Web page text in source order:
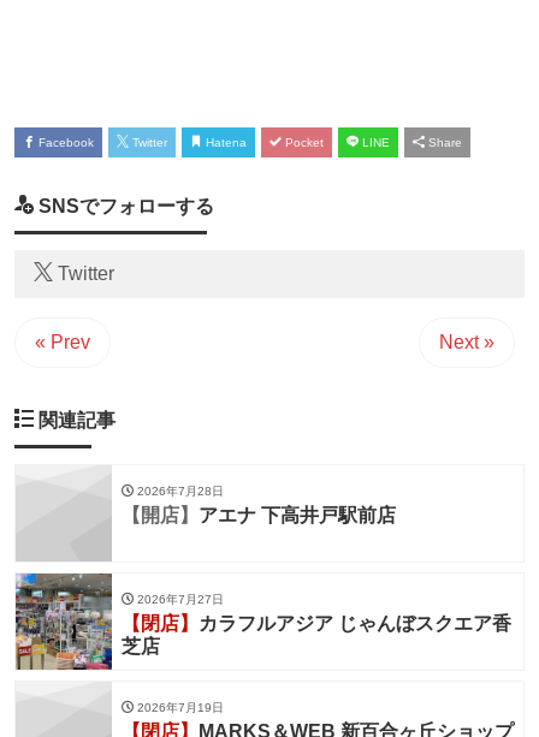
Facebook Twitter Hatena Pocket LINE Share
SNSでフォローする
Twitter
« Prev Next »
関連記事
2026年7月28日
【開店】 アエナ 下高井戸駅前店
2026年7月27日
【閉店】
カラフルアジア じゃんぼスクエア香
芝店
2026年7月19日
【閉店】 MARKS＆WEB 新百合ヶ丘ショップ